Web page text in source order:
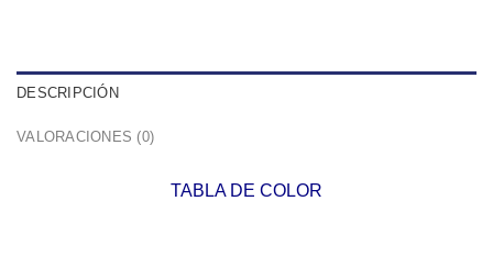
DESCRIPCIÓN
VALORACIONES (0)
TABLA DE COLOR